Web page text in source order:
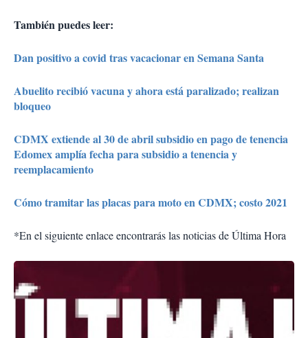
También puedes leer:
Dan positivo a covid tras vacacionar en Semana Santa
Abuelito recibió vacuna y ahora está paralizado; realizan
bloqueo
CDMX extiende al 30 de abril subsidio en pago de tenencia
Edomex amplía fecha para subsidio a tenencia y
reemplacamiento
Cómo tramitar las placas para moto en CDMX; costo 2021
*En el siguiente enlace encontrarás las noticias de Última Hora